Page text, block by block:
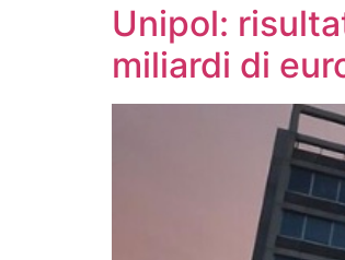
Unipol:
miliardi di